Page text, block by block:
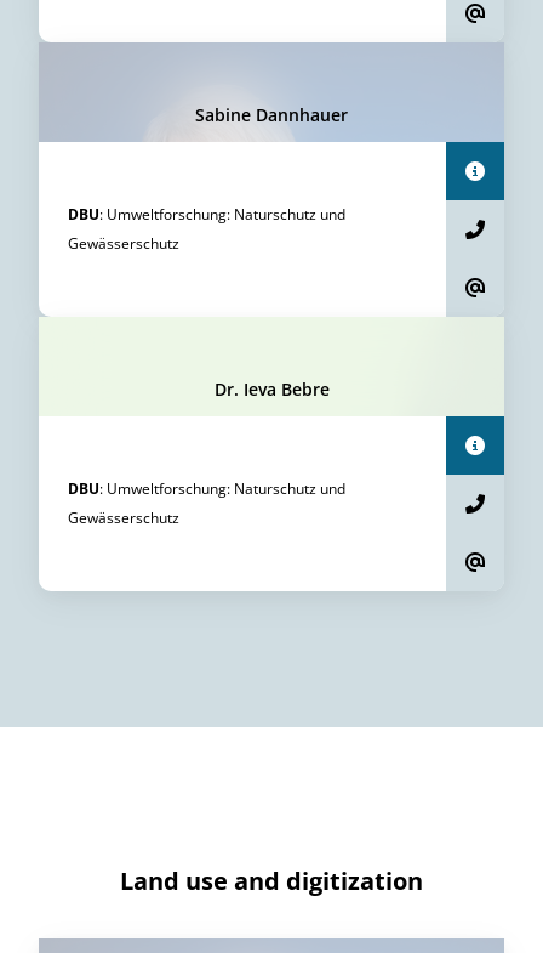
Sabine Dannhauer
DBU: Umweltforschung: Naturschutz und
Gewässerschutz
Dr. Ieva Bebre
DBU: Umweltforschung: Naturschutz und
Gewässerschutz
Land use and digitization